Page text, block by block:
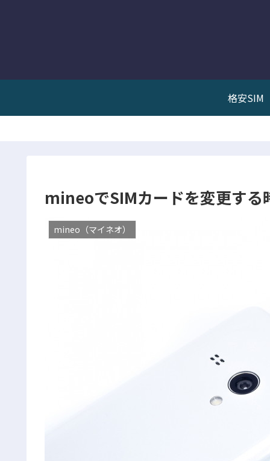
格安SIM
mineoでSIMカードを変更する
mineo（マイネオ）